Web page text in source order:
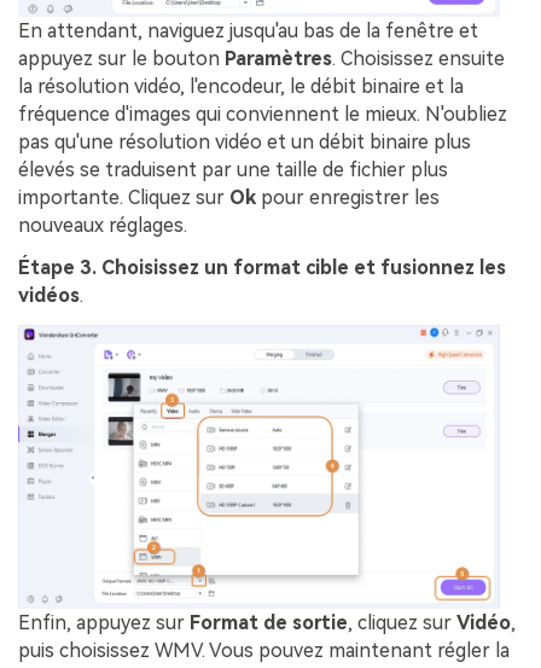
En attendant, naviguez jusqu'au bas de la fenêtre et
appuyez sur le bouton Paramètres. Choisissez ensuite
la résolution vidéo, l'encodeur, le débit binaire et la
fréquence d'images qui conviennent le mieux. N'oubliez
pas qu'une résolution vidéo et un débit binaire plus
élevés se traduisent par une taille de fichier plus
importante. Cliquez sur Ok pour enregistrer les
nouveaux réglages.
Étape 3. Choisissez un format cible et fusionnez les
vidéos.
Enfin, appuyez sur Format de sortie, cliquez sur Vidéo,
puis choisissez WMV. Vous pouvez maintenant régler la